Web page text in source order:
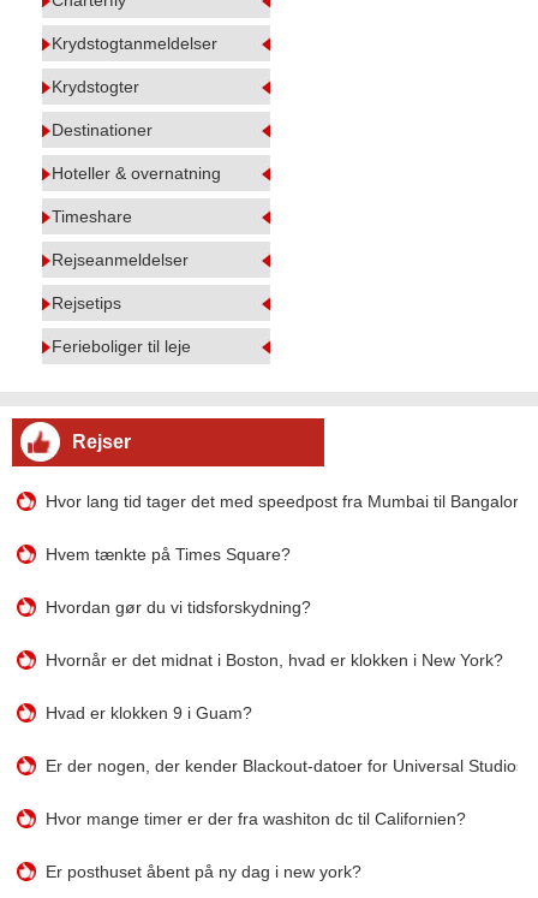
Krydstogtanmeldelser
Krydstogter
Destinationer
Hoteller & overnatning
Timeshare
Rejseanmeldelser
Rejsetips
Ferieboliger til leje
Rejser
Hvor lang tid tager det med speedpost fra Mumbai til Bangalore?
Hvem tænkte på Times Square?
Hvordan gør du vi tidsforskydning?
Hvornår er det midnat i Boston, hvad er klokken i New York?
Hvad er klokken 9 i Guam?
Er der nogen, der kender Blackout-datoer for Universal Studios
Hvor mange timer er der fra washiton dc til Californien?
Er posthuset åbent på ny dag i new york?